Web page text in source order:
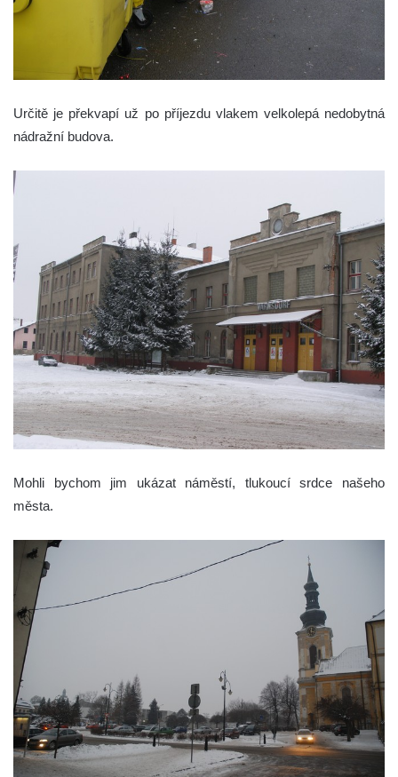
Určitě je překvapí už po příjezdu vlakem velkolepá nedobytná
nádražní budova.
Mohli bychom jim ukázat náměstí, tlukoucí srdce našeho
města.